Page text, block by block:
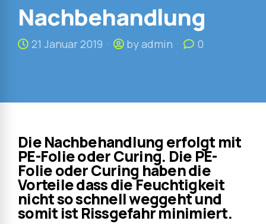
Nachbehandlung
21 Januar 2019 by admin 0
Die Nachbehandlung erfolgt mit
PE-Folie oder Curing. Die PE-
Folie oder Curing haben die
Vorteile dass die Feuchtigkeit
nicht so schnell weggeht und
somit ist Rissgefahr minimiert.